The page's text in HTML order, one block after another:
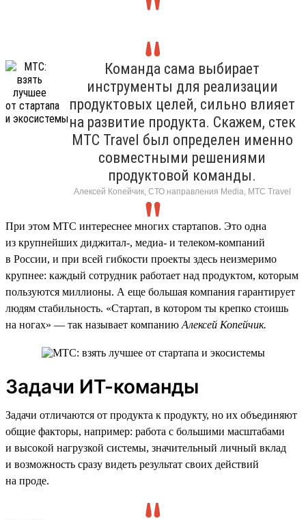
Команда сама выбирает
инструменты для реализации
продуктовых целей, сильно влияет
на развитие продукта. Скажем, стек
МТС Travel был определен именно
совместными решениями
продуктовой команды.
Алексей Копейчик, СТО направления Media, МТС Travel
При этом МТС интереснее многих стартапов. Это одна
из крупнейших диджитал-, медиа- и телеком-компаний
в России, и при всей гибкости проекты здесь неизмеримо
крупнее: каждый сотрудник работает над продуктом, которым
пользуются миллионы. А еще большая компания гарантирует
людям стабильность. «Стартап, в котором ты крепко стоишь
на ногах» — так называет компанию Алексей Копейчик.
Задачи ИТ-команды
Задачи отличаются от продукта к продукту, но их объединяют
общие факторы, например: работа с большими масштабами
и высокой нагрузкой системы, значительный личный вклад
и возможность сразу видеть результат своих действий
на проде.